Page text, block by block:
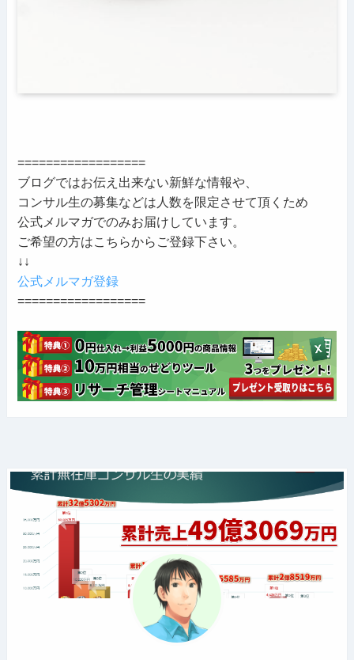
==================
ブログではお伝え出来ない新鮮な情報や、
コンサル生の募集などは人数を限定させて頂くため
公式メルマガでのみお届けしています。
ご希望の方はこちらからご登録下さい。
↓↓
公式メルマガ登録
==================